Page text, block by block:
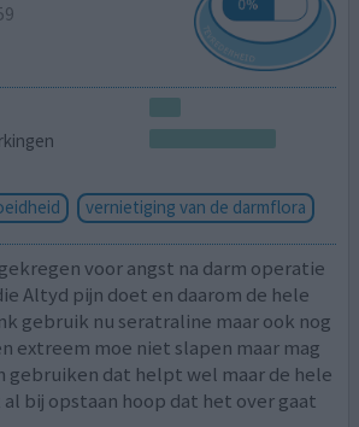
vernietiging van de darmflora
voor angst na darm operatie
Altyd pijn doet en daarom de hele
gebruik nu seratraline maar ook nog
extreem moe niet slapen maar mag
gebruiken dat helpt wel maar de hele
bij opstaan hoop dat het over gaat